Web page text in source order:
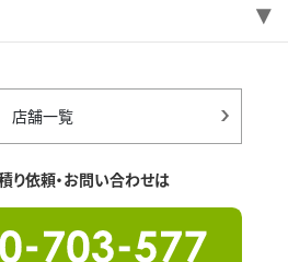
店舗一覧
り依頼・お問い合わせは